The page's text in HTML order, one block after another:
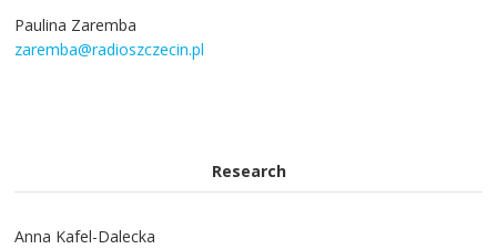
Paulina Zaremba
zaremba@radioszczecin.pl
Research
Anna Kafel-Dalecka